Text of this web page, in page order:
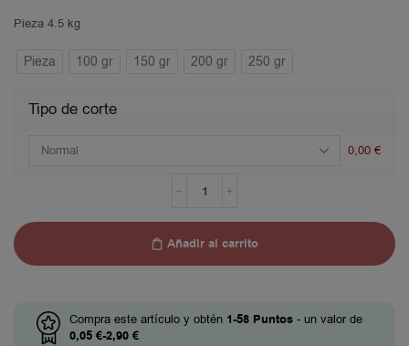
Pieza 4.5 kg
Pieza 100 gr 150 gr 200 gr 250 gr
Tipo de corte
0,00 €
Añadir al carrito
Compra este artículo y obtén 1-58 Puntos - un valor de
0,05 €-2,90 €